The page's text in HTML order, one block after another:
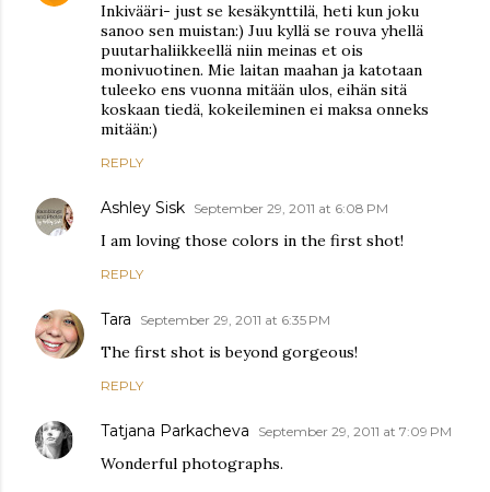
Inkivääri- just se kesäkynttilä, heti kun joku
sanoo sen muistan:) Juu kyllä se rouva yhellä
puutarhaliikkeellä niin meinas et ois
monivuotinen. Mie laitan maahan ja katotaan
tuleeko ens vuonna mitään ulos, eihän sitä
koskaan tiedä, kokeileminen ei maksa onneks
mitään:)
REPLY
Ashley Sisk September 29, 2011 at 6:08 PM
I am loving those colors in the first shot!
REPLY
Tara September 29, 2011 at 6:35 PM
The first shot is beyond gorgeous!
REPLY
Tatjana Parkacheva September 29, 2011 at 7:09 PM
Wonderful photographs.